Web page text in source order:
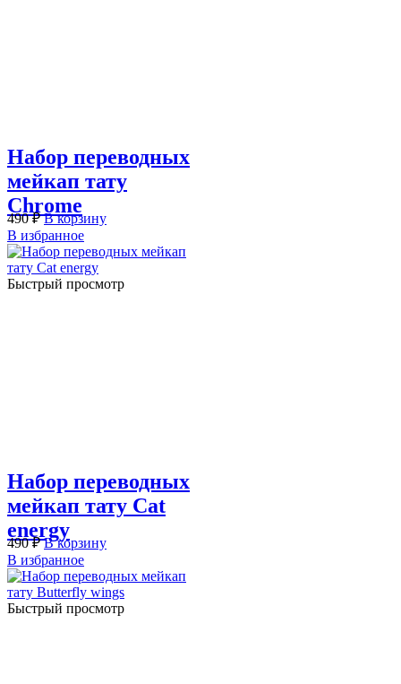
Набор переводных
мейкап тату
Chrome
490₽ В корзину
В избранное
Быстрый просмотр
Набор переводных
мейкап тату Cat
energy
490₽ В корзину
В избранное
Быстрый просмотр